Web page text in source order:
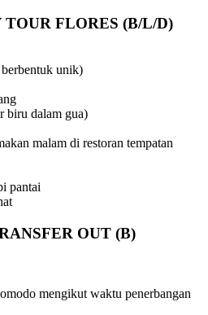
TOUR FLORES (B/L/D)
unik)
biru dalam gua)
malam di restoran tempatan
pantai
OUT (B)
mengikut waktu penerbangan